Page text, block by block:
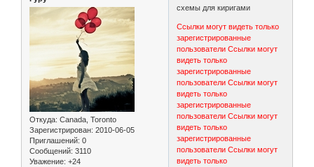
Откуда: Canada, Toronto
Зарегистрирован: 2010-06-05
Приглашений: 0
Сообщений: 3110
Уважение: +24
схемы для киригами
Ссылки могут видеть только
зарегистрированные
пользователи Ссылки могут
видеть только
зарегистрированные
пользователи Ссылки могут
видеть только
зарегистрированные
пользователи Ссылки могут
видеть только
зарегистрированные
пользователи Ссылки могут
видеть только